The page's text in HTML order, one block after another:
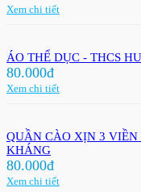
Xem chi tiết
ÁO THỂ DỤC - THCS
80.000đ
Xem chi tiết
QUẦN CÀO XỊN 3 VIỀN
KHÁNG
80.000đ
Xem chi tiết